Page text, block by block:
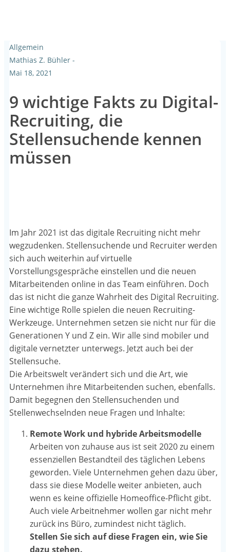
Allgemein
Mathias Z. Bühler -
Mai 18, 2021
9 wichtige Fakts zu Digital-
Recruiting, die
Stellensuchende kennen
müssen
Im Jahr 2021 ist das digitale Recruiting nicht mehr
wegzudenken. Stellensuchende und Recruiter werden
sich auch weiterhin auf virtuelle
Vorstellungsgespräche einstellen und die neuen
Mitarbeitenden online in das Team einführen. Doch
das ist nicht die ganze Wahrheit des Digital Recruiting.
Eine wichtige Rolle spielen die neuen Recruiting-
Werkzeuge. Unternehmen setzen sie nicht nur für die
Generationen Y und Z ein. Wir alle sind mobiler und
digitale vernetzter unterwegs. Jetzt auch bei der
Stellensuche.
Die Arbeitswelt verändert sich und die Art, wie
Unternehmen ihre Mitarbeitenden suchen, ebenfalls.
Damit begegnen den Stellensuchenden und
Stellenwechselnden neue Fragen und Inhalte:
Remote Work und hybride Arbeitsmodelle
Arbeiten von zuhause aus ist seit 2020 zu einem
essenziellen Bestandteil des täglichen Lebens
geworden. Viele Unternehmen gehen dazu über,
dass sie diese Modelle weiter anbieten, auch
wenn es keine offizielle Homeoffice-Pflicht gibt.
Auch viele Arbeitnehmer wollen gar nicht mehr
zurück ins Büro, zumindest nicht täglich.
Stellen Sie sich auf diese Fragen ein, wie Sie
dazu stehen.